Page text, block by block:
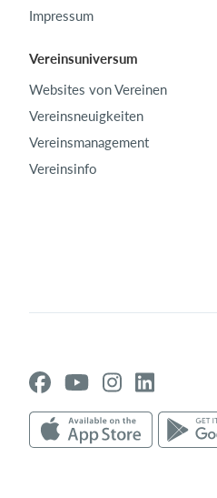
Impressum
Vereinsuniversum
Websites von Vereinen
Vereinsneuigkeiten
Vereinsmanagement
Vereinsinfo